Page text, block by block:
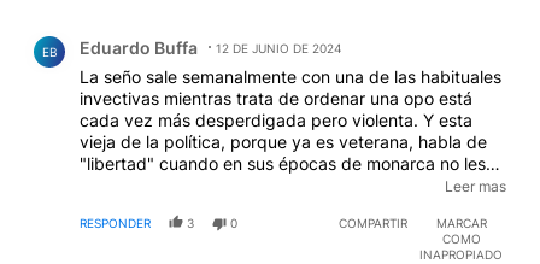
EB Eduardo Buffa 12 DE JUNIO DE 2024
La seño sale semanalmente con una de las habituales
invectivas mientras trata de ordenar una opo está
cada vez más desperdigada pero violenta. Y esta
vieja de la política, porque ya es veterana, habla de
"libertad" cuando en sus épocas de monarca no les
permitía preguntas a los periodistas que solo debían
boca. Esos días no son recordados por los que hace
seis meses solo tienen de blanco a Milei. Ojo que se
Leer mas
RESPONDER 3 0 COMPARTIR
MARCAR
COMO
INAPROPIADO